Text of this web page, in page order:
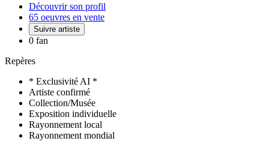
Découvrir son profil
65 oeuvres en vente
Suivre artiste
0 fan
Repères
* Exclusivité AI *
Artiste confirmé
Collection/Musée
Exposition individuelle
Rayonnement local
Rayonnement mondial